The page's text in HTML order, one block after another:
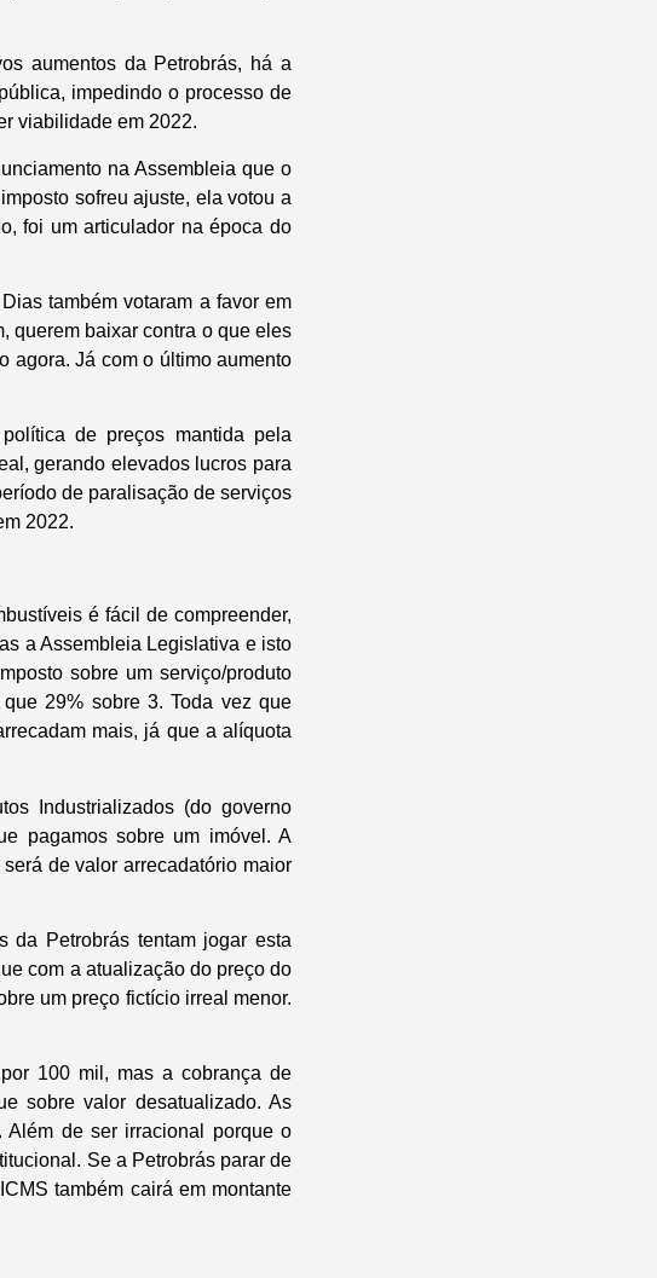
aumentos da Petrobrás, há a
impedindo o processo de
viabilidade em 2022.
na Assembleia que o
sofreu ajuste, ela votou a
foi um articulador na época do
também votaram a favor em
querem baixar contra o que eles
agora. Já com o último aumento
de preços mantida pela
gerando elevados lucros para
de paralisação de serviços
2022.
é fácil de compreender,
a Assembleia Legislativa e isto
sobre um serviço/produto
29% sobre 3. Toda vez que
mais, já que a alíquota
Industrializados (do governo
pagamos sobre um imóvel. A
de valor arrecadatório maior
da Petrobrás tentam jogar esta
com a atualização do preço do
um preço fictício irreal menor.
100 mil, mas a cobrança de
sobre valor desatualizado. As
Além de ser irracional porque o
Se a Petrobrás parar de
também cairá em montante